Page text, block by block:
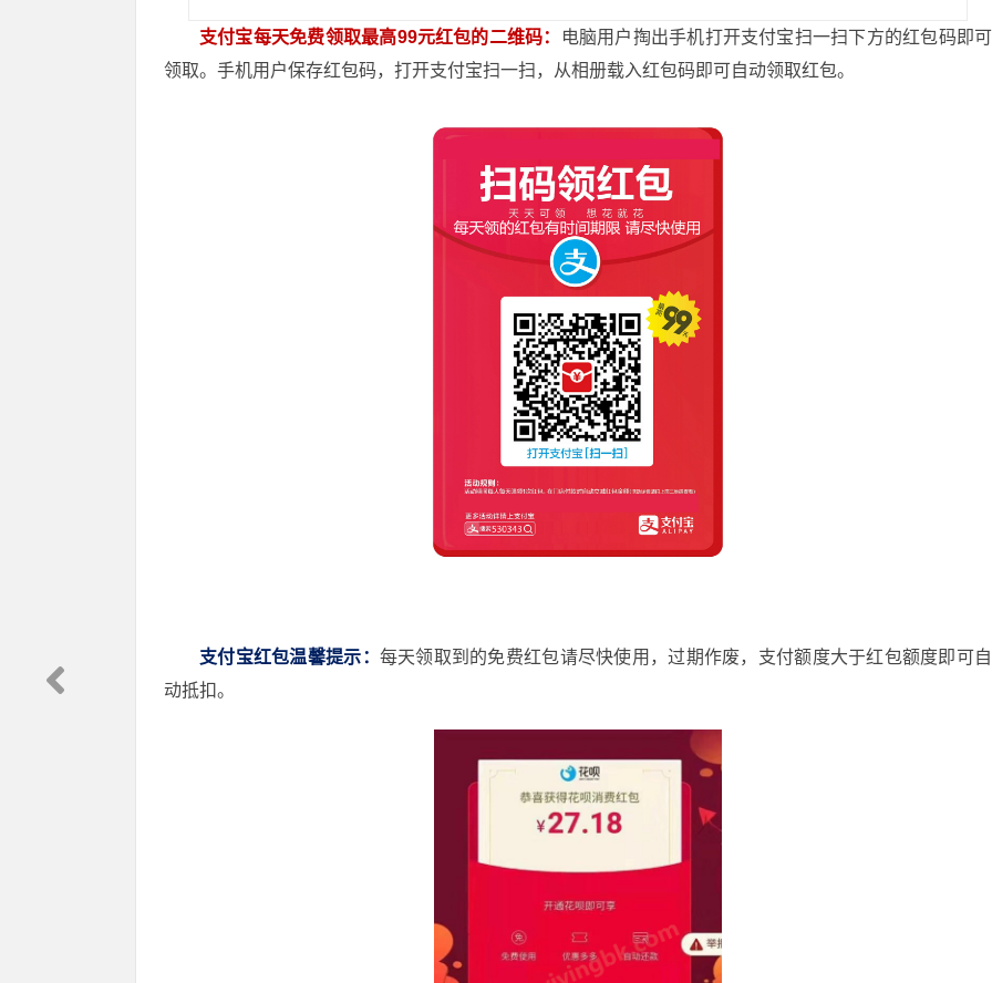
支付宝每天免费领取最高99元红包的二维码：
电脑用户掏出手机打开支付宝扫一扫下方的红包码即可
领取。手机用户保存红包码，打开支付宝扫一扫，从相册载入红包码即可自动领取红包。
支付宝红包温馨提示： 每天领取到的免费红包请尽快使用，过期作废，支付额度大于红包额度即可自
动抵扣。